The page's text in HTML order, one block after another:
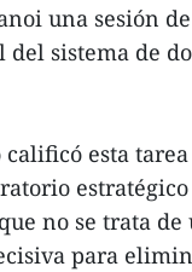
una sesión
sistema de
esta
no se trata
para